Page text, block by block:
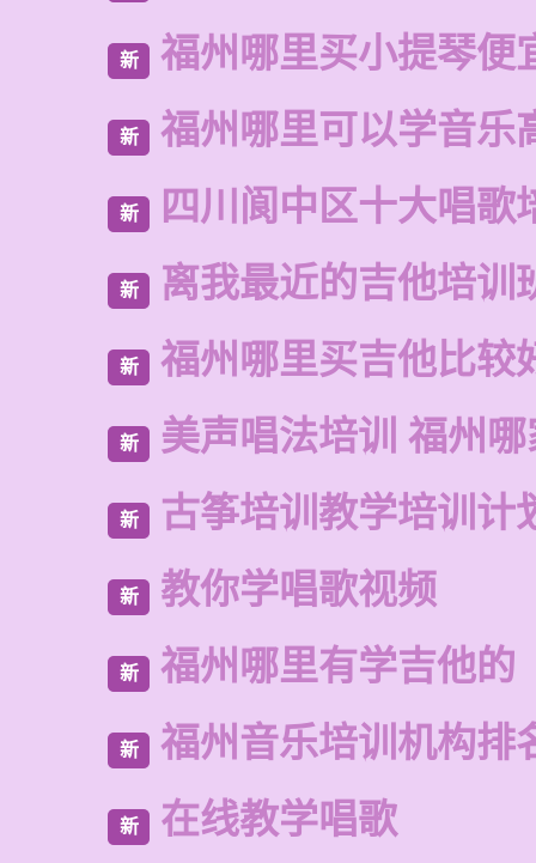
新 福州哪里买小提琴便
新 福州哪里可以学音乐
新 四川阆中区十大唱歌
新 离我最近的吉他培训
新 福州哪里买吉他比较
新 美声唱法培训 福州
新 古筝培训教学培训计
新 教你学唱歌视频
新 福州哪里有学吉他的
新 福州音乐培训机构排
新 在线教学唱歌